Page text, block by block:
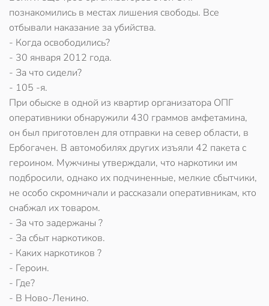
познакомились в местах лишения свободы. Все
отбывали наказание за убийства.
- Когда освободились?
- 30 января 2012 года.
- За что сидели?
- 105 -я.
При обыске в одной из квартир организатора ОПГ
оперативники обнаружили 430 граммов амфетамина,
он был приготовлен для отправки на север области, в
Ербогачен. В автомобилях других изъяли 42 пакета с
героином. Мужчины утверждали, что наркотики им
подбросили, однако их подчиненные, мелкие сбытчики,
не особо скромничали и рассказали оперативникам, кто
снабжал их товаром.
- За что задержаны ?
- За сбыт наркотиков.
- Каких наркотиков ?
- Героин.
- Где?
- В Ново-Ленино.